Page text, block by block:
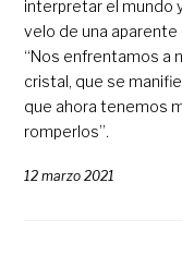
interpretar el mundo
velo de una
“Nos enfrentamos a
cristal, que se
que ahora tenemos
romperlos”.
12 marzo 2021